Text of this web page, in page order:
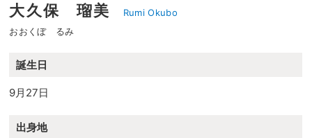
大久保 瑠美
Rumi Okubo
おおくぼ るみ
誕生日
9月27日
出身地